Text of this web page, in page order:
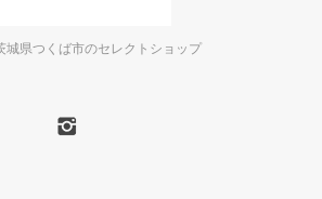
城県つくば市のセレクトショップ